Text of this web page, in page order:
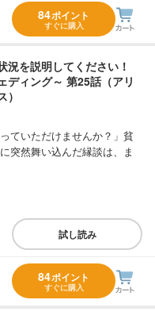
84ポイント
すぐに購入
況を説明してください！
ディング～ 第25話（アリ
ていただけませんか？」貧
突然舞い込んだ縁談は、ま
試し読み
84ポイント
すぐに購入